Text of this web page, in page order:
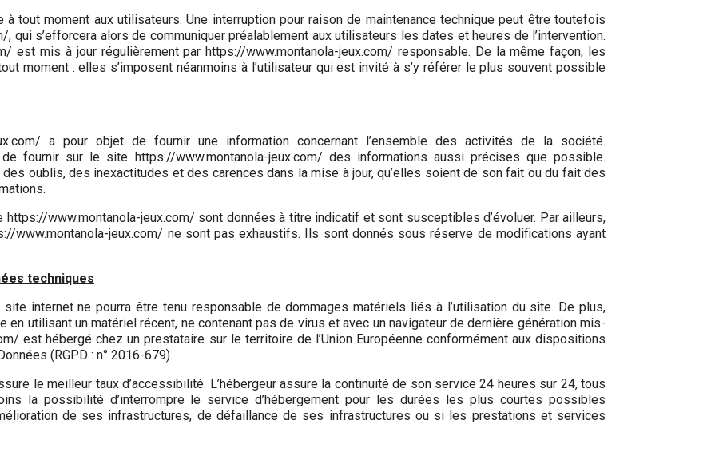
tout moment aux utilisateurs. Une interruption pour raison de maintenance technique peut être toutefois
qui s’efforcera alors de communiquer préalablement aux utilisateurs les dates et heures de l’intervention.
est mis à jour régulièrement par https://www.montanola-jeux.com/ responsable. De la même façon, les
moment : elles s’imposent néanmoins à l’utilisateur qui est invité à s’y référer le plus souvent possible
a pour objet de fournir une information concernant l’ensemble des activités de la société.
de fournir sur le site https://www.montanola-jeux.com/ des informations aussi précises que possible.
oublis, des inexactitudes et des carences dans la mise à jour, qu’elles soient de son fait ou du fait des
www.montanola-jeux.com/ sont données à titre indicatif et sont susceptibles d’évoluer. Par ailleurs,
www.montanola-jeux.com/ ne sont pas exhaustifs. Ils sont donnés sous réserve de modifications ayant
techniques
internet ne pourra être tenu responsable de dommages matériels liés à l’utilisation du site. De plus,
en utilisant un matériel récent, ne contenant pas de virus et avec un navigateur de dernière génération mis-
est hébergé chez un prestataire sur le territoire de l’Union Européenne conformément aux dispositions
(RGPD : n° 2016-679).
le meilleur taux d’accessibilité. L’hébergeur assure la continuité de son service 24 heures sur 24, tous
la possibilité d’interrompre le service d’hébergement pour les durées les plus courtes possibles
de ses infrastructures, de défaillance de ses infrastructures ou si les prestations et services